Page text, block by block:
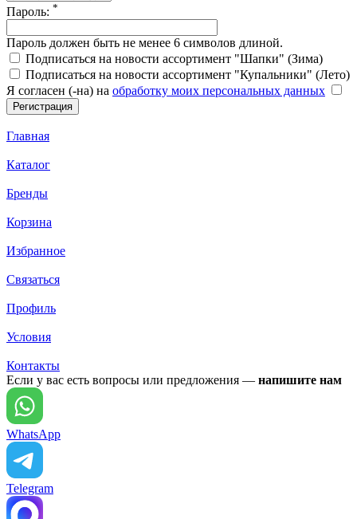
Пароль: *
Пароль должен быть не менее 6 символов длиной.
Подписаться на новости ассортимент "Шапки" (Зима)
Подписаться на новости ассортимент "Купальники" (Лето)
Я согласен (-на) на обработку моих персональных данных
Главная
Каталог
Бренды
Корзина
Избранное
Связаться
Профиль
Условия
Контакты
Если у вас есть вопросы или предложения — напишите нам
WhatsApp
Telegram